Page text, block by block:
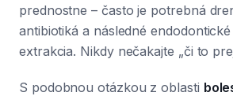
prednostne – často je potrebná
antibiotiká a následné
extrakcia. Nikdy nečakajte „či to
S podobnou otázkou z oblasti